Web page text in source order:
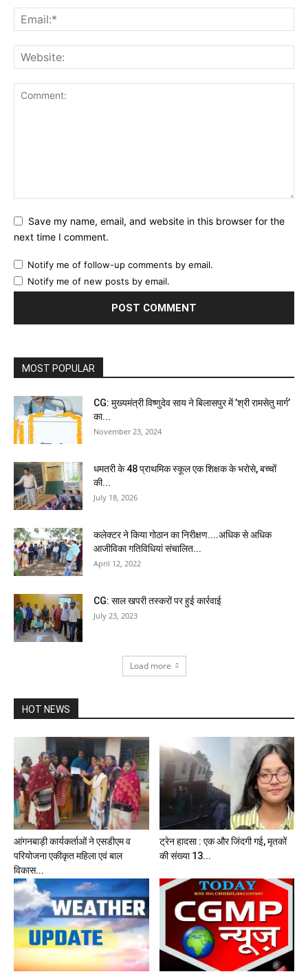
Save my name, email, and website in this browser for the
next time I comment.
Notify me of follow-up comments by email.
Notify me of new posts by email.
MOST POPULAR
CG: मुख्यमंत्री विष्णुदेव साय ने बिलासपुर में ’श्री रामसेतु मार्ग’
का...
November 23, 2024
धमतरी के 48 प्राथमिक स्कूल एक शिक्षक के भरोसे, बच्चों
की...
July 18, 2026
कलेक्टर ने किया गोठान का निरीक्षण....अधिक से अधिक
आजीविका गतिविधियां संचालित...
April 12, 2022
CG: साल खपरी तस्करों पर हुई कार्रवाई
July 23, 2023
Load more
HOT NEWS
आंगनबाड़ी कार्यकर्ताओं ने एसडीएम व
परियोजना एकीकृत महिला एवं बाल
विकास...
ट्रेन हादसा : एक और जिंदगी गई, मृतकों
की संख्या 13...